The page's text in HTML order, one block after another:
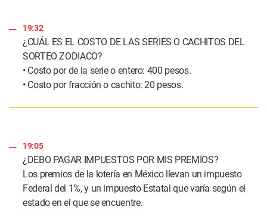
19:32
¿CUÁL ES EL COSTO DE LAS SERIES O CACHITOS DEL
SORTEO ZODIACO?
• Costo por de la serie o entero: 400 pesos.
• Costo por fracción o cachito: 20 pesos.
19:05
¿DEBO PAGAR IMPUESTOS POR MIS PREMIOS?
Los premios de la lotería en México llevan un impuesto
Federal del 1%, y un impuesto Estatal que varía según el
estado en el que se encuentre.